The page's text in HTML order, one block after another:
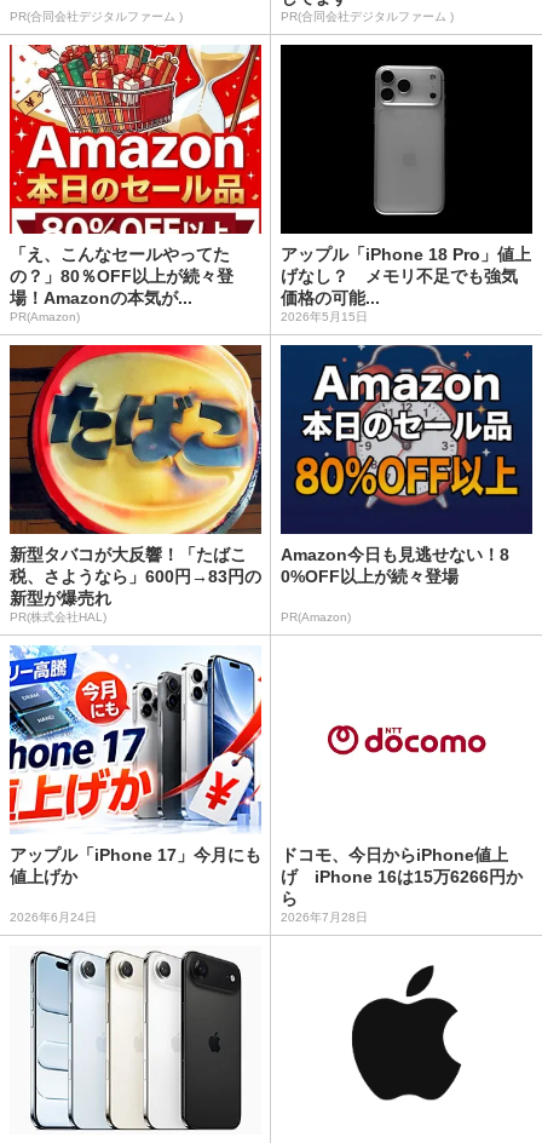
PR(合同会社デジタルファーム ) PR(合同会社デジタルファーム )
「え、こんなセールやってた
の？」80％OFF以上が続々登
場！Amazonの本気が...
PR(Amazon)
アップル「iPhone 18 Pro」値上
げなし？ メモリ不足でも強気
価格の可能...
2026年5月15日
新型タバコが大反響！「たばこ
税、さようなら」600円→83円の
新型が爆売れ
PR(株式会社HAL)
Amazon今日も見逃せない！8
0%OFF以上が続々登場
PR(Amazon)
アップル「iPhone 17」今月にも
値上げか
2026年6月24日
ドコモ、今日からiPhone値上
げ iPhone 16は15万6266円か
ら
2026年7月28日